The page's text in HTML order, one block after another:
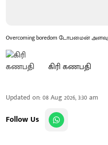
Overcoming boredom டோபமைன் அளவு
கிரி கணபதி
Updated on:08 Aug 2026, 3:30 am
Follow Us